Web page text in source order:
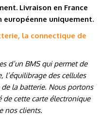
Livraison en France
uniquement.
la connectique de
d’un BMS qui permet de
l’équilibrage des cellules
la batterie. Nous portons
de cette carte électronique
nos clients.